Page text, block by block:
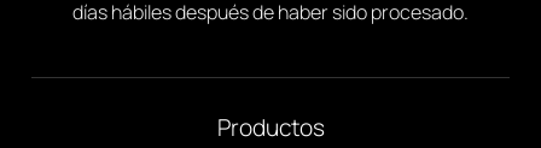
días hábiles después de haber sido procesado.
Productos